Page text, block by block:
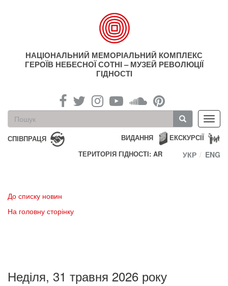
НАЦІОНАЛЬНИЙ МЕМОРІАЛЬНИЙ КОМПЛЕКС
ГЕРОЇВ НЕБЕСНОЇ СОТНІ – МУЗЕЙ РЕВОЛЮЦІЇ
ГІДНОСТІ
Пошукова
форма
Пошук
СПІВПРАЦЯ ЕКСКУРСІЇ
ВИДАННЯ
ТЕРИТОРІЯ ГІДНОСТІ: AR
УКР ENG
До списку новин
На головну сторінку
Неділя, 31 травня 2026 року